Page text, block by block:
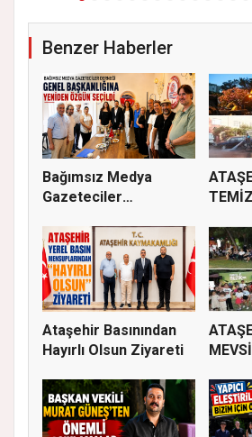
Benzer Haberler
Bağımsız Medya
Gazeteciler
Ataşehir Basınından
Hayırlı Olsun Ziyareti